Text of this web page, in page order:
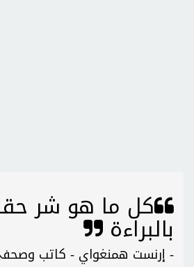
كل ما هو شر
بالبراءة
- إرنست همنغواي - كاتب